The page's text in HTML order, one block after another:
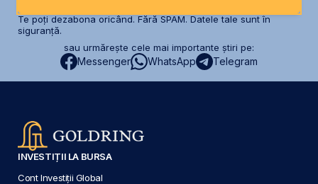
Te poți dezabona oricând. Fără SPAM. Datele tale sunt în
siguranță.
sau urmărește cele mai importante știri pe:
Messenger WhatsApp Telegram
INVESTIȚII LA BURSA
Cont Investiții Global